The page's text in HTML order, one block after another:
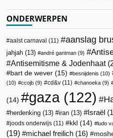
ONDERWERPEN
aalst carnaval (11) aanslag
jahjah (13) andré gantman (9)
Antisemitisme & Jodenhaat
bart de wever (15) besnijdenis (10)
(10)
ccojb (9) cd&v (11) chanoeka (9)
(14) gaza(122)
herdenking (13) iran (13) Israël
joods onderwijs (11) kkl (14) ludo
(19)
michael freilich (16)